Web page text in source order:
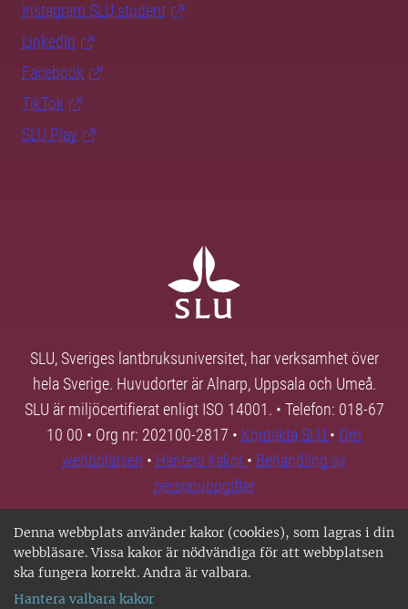
Denna webbplats använder kakor (cookies), som lagras i din
webbläsare. Vissa kakor är nödvändiga för att webbplatsen
ska fungera korrekt. Andra är valbara.
Hantera valbara kakor
Instagram SLU.student
LinkedIn
Facebook
TikTok
SLU Play
SLU, Sveriges lantbruksuniversitet, har verksamhet över
hela Sverige. Huvudorter är Alnarp, Uppsala och Umeå.
SLU är miljöcertifierat enligt ISO 14001. • Telefon: 018-67
10 00 • Org nr: 202100-2817 • Kontakta SLU • Om
webbplatsen • Hantera kakor • Behandling av
personuppgifter